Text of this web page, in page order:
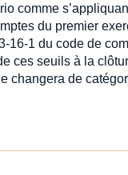
comme
du premier
16-1 du code de
ces seuils à la
changera de